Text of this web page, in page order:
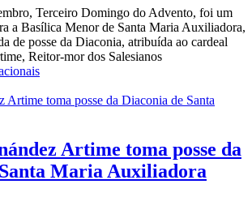
Terceiro Domingo do Advento, foi um
a Basílica Menor de Santa Maria Auxiliadora,
de posse da Diaconia, atribuída ao cardeal
Reitor-mor dos Salesianos
Artime toma posse da
Maria Auxiliadora